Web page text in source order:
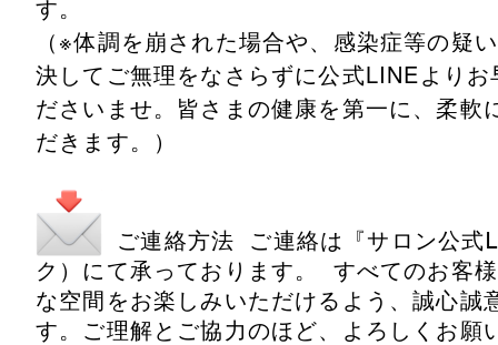
す。
（※体調を崩された場合や、感染症等の疑
決してご無理をなさらずに公式LINEより
ださいませ。皆さまの健康を第一に、柔軟
だきます。）
ご連絡方法 ご連絡は『サロン公式
ク）にて承っております。 すべてのお客
な空間をお楽しみいただけるよう、誠心誠
す。ご理解とご協力のほど、よろしくお願